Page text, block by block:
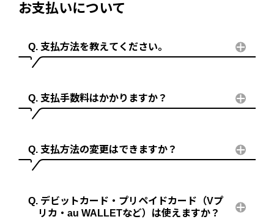
お支払いについて
支払方法を教えてください。
支払手数料はかかりますか？
支払方法の変更はできますか？
デビットカード・プリペイドカード（Vプ
リカ・au WALLETなど）は使えますか？